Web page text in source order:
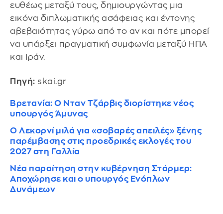
ευθέως μεταξύ τους, δημιουργώντας μια
εικόνα διπλωματικής ασάφειας και έντονης
αβεβαιότητας γύρω από το αν και πότε μπορεί
να υπάρξει πραγματική συμφωνία μεταξύ ΗΠΑ
και Ιράν.
Πηγή: skai.gr
Βρετανία: Ο Νταν Τζάρβις διορίστηκε νέος
υπουργός Άμυνας
Ο Λεκορνί μιλά για «σοβαρές απειλές» ξένης
παρέμβασης στις προεδρικές εκλογές του
2027 στη Γαλλία
Νέα παραίτηση στην κυβέρνηση Στάρμερ:
Αποχώρησε και ο υπουργός Ενόπλων
Δυνάμεων